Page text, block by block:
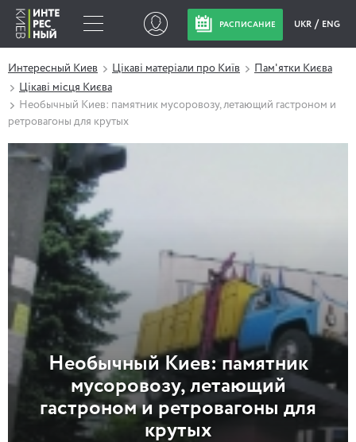
РАСПИСАНИЕ UKR ENG
Интересный Киев Цікаві матеріали про Київ
Пам'ятки Києва
Цікаві місця Києва
Необычный Киев: памятник мусоровозу, летающий гастроном и
ретровагоны для крутых
Необычный Киев: памятник
мусоровозу, летающий
гастроном и ретровагоны для
крутых